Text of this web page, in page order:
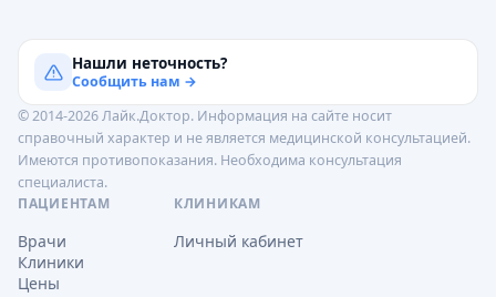
Нашли неточность?
Сообщить нам →
© 2014-2026 Лайк.Доктор. Информация на сайте носит
справочный характер и не является медицинской консультацией.
Имеются противопоказания. Необходима консультация
специалиста.
ПАЦИЕНТАМ
Врачи
Клиники
Цены
КЛИНИКАМ
Личный кабинет